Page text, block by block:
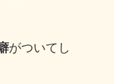
がついてし